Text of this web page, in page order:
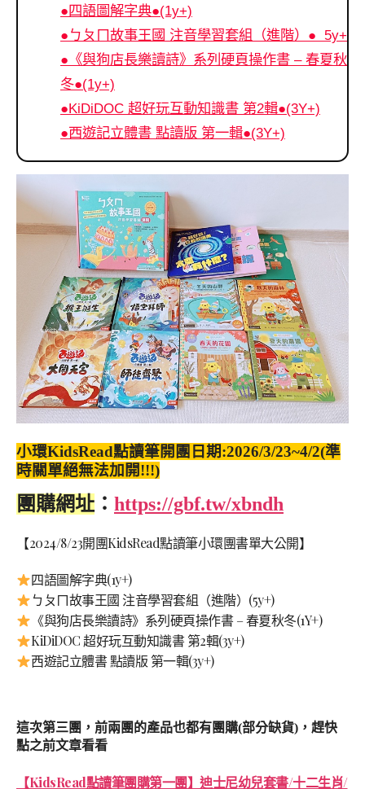
●四語圖解字典●(1y+)
●ㄅㄆㄇ故事王國 注音學習套組（進階）● 5y+
●《與狗店長樂讀詩》系列硬頁操作書 – 春夏秋
冬●(1y+)
●KiDiDOC 超好玩互動知識書 第2輯●(3Y+)
●西遊記立體書 點讀版 第一輯●(3Y+)
小環KidsRead點讀筆開團日期:2026/3/23~4/2(準
時關單絕無法加開!!!)
團購網址 ： https://gbf.tw/xbndh
【2024/8/23開團KidsRead點讀筆小環團書單大公開】
四語圖解字典(1y+)
ㄅㄆㄇ故事王國 注音學習套組（進階）(5y+)
《與狗店長樂讀詩》系列硬頁操作書 – 春夏秋冬(1Y+)
KiDiDOC 超好玩互動知識書 第2輯(3y+)
西遊記立體書 點讀版 第一輯(3y+)
這次第三團，前兩團的產品也都有團購(部分缺貨)，趕快
點之前文章看看
【KidsRead點讀筆團購第一團】迪士尼幼兒套書/十二生肖/